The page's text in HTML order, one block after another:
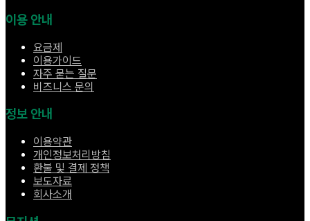
이용 안내
요금제
이용가이드
자주 묻는 질문
비즈니스 문의
정보 안내
이용약관
개인정보처리방침
환불 및 결제 정책
보도자료
회사소개